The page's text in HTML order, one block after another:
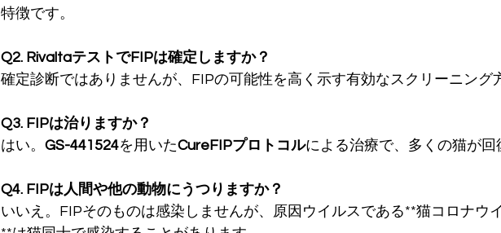
特徴です。
Q2. RivaltaテストでFIPは確定しますか？
確定診断ではありませんが、FIPの可能性を高く示す有効なスクリーニング
Q3. FIPは治りますか？
はい。 GS-441524を用いたCureFIPプロトコルによる治療で、多くの猫が回
Q4. FIPは人間や他の動物にうつりますか？
いいえ。FIPそのものは感染しませんが、原因ウイルスである**猫コロナウ